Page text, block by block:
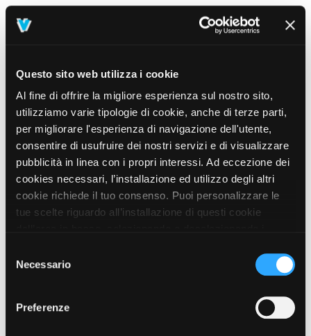
Questo sito web utilizza i cookie
Al fine di offrire la migliore esperienza sul nostro sito,
utilizziamo varie tipologie di cookie, anche di terze parti,
per migliorare l'esperienza di navigazione dell'utente,
consentire di usufruire dei nostri servizi e di visualizzare
pubblicità in linea con i propri interessi. Ad eccezione dei
cookies necessari, l’installazione ed utilizzo degli altri
cookie richiede il tuo consenso. Puoi personalizzare le
tue scelte riguardo all’installazione di questi cookie
prosegui” o decidere di accettare tutti i cookie, cliccando
sul pulsante “Accetta tutti i cookie”. Cliccando sul tasto
unicamente i cookie necessari alla navigazione. Per
delNecessario
Preferenze
404